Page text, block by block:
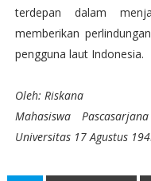
terdepan dalam
memberikan
pengguna laut Indonesia.
Oleh: Riskana
Mahasiswa
Universitas 17 Agustus